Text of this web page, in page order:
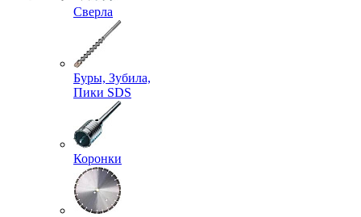
Сверла
Буры, Зубила,
Пики SDS
Коронки